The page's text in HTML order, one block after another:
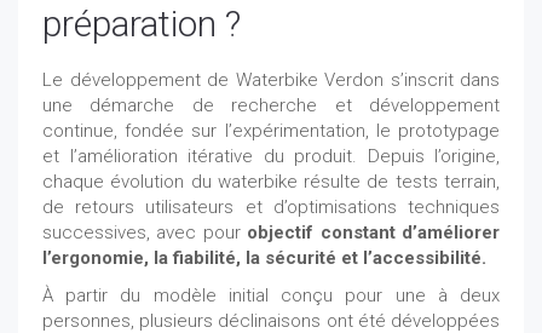
préparation ?
Le développement de Waterbike Verdon s’inscrit dans
une démarche de recherche et développement
continue, fondée sur l’expérimentation, le prototypage
et l’amélioration itérative du produit. Depuis l’origine,
chaque évolution du waterbike résulte de tests terrain,
de retours utilisateurs et d’optimisations techniques
successives, avec pour objectif constant d’améliorer
l’ergonomie, la fiabilité, la sécurité et l’accessibilité.
À partir du modèle initial conçu pour une à deux
personnes, plusieurs déclinaisons ont été développées